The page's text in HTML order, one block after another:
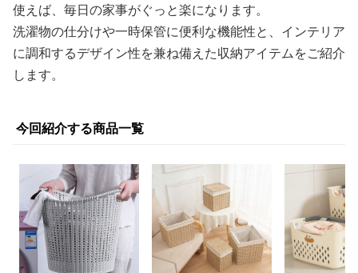
使えば、毎日の家事がぐっと楽になります。
洗濯物の仕分けや一時保管に便利な機能性と、インテリア
に調和するデザイン性を兼ね備えた収納アイテムをご紹介
します。
今回紹介する商品一覧